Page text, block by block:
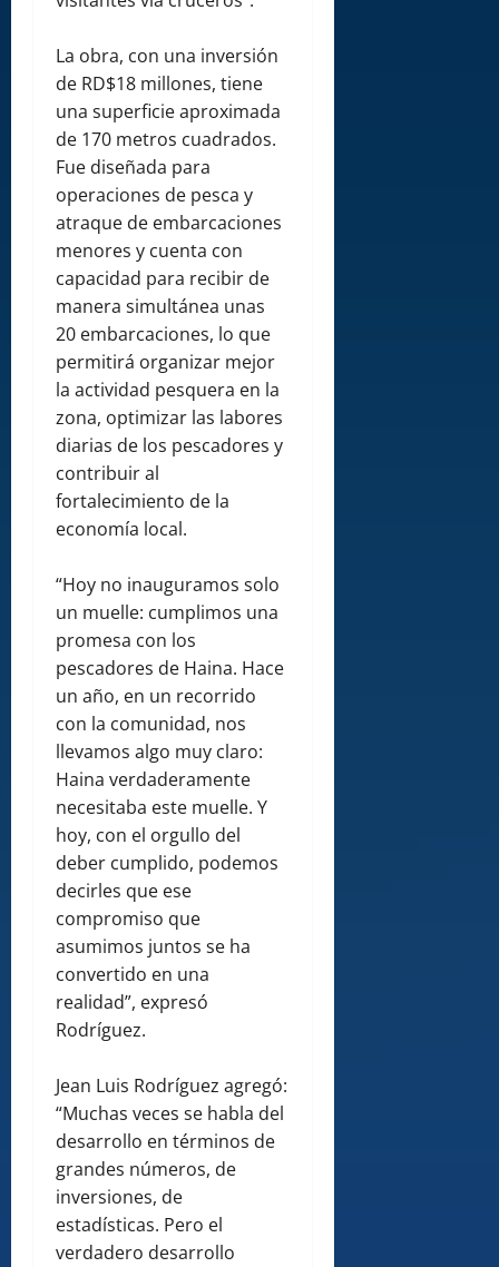
La obra, con una inversión
de RD$18 millones, tiene
una superficie aproximada
de 170 metros cuadrados.
Fue diseñada para
operaciones de pesca y
atraque de embarcaciones
menores y cuenta con
capacidad para recibir de
manera simultánea unas
20 embarcaciones, lo que
permitirá organizar mejor
la actividad pesquera en la
zona, optimizar las labores
diarias de los pescadores y
contribuir al
fortalecimiento de la
economía local.
“Hoy no inauguramos solo
un muelle: cumplimos una
promesa con los
pescadores de Haina. Hace
un año, en un recorrido
con la comunidad, nos
llevamos algo muy claro:
Haina verdaderamente
necesitaba este muelle. Y
hoy, con el orgullo del
deber cumplido, podemos
decirles que ese
compromiso que
asumimos juntos se ha
convertido en una
realidad”, expresó
Rodríguez.
Jean Luis Rodríguez agregó:
“Muchas veces se habla del
desarrollo en términos de
grandes números, de
inversiones, de
estadísticas. Pero el
verdadero desarrollo